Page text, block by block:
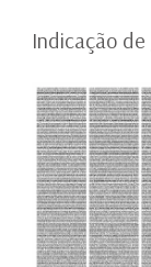
Indicação de